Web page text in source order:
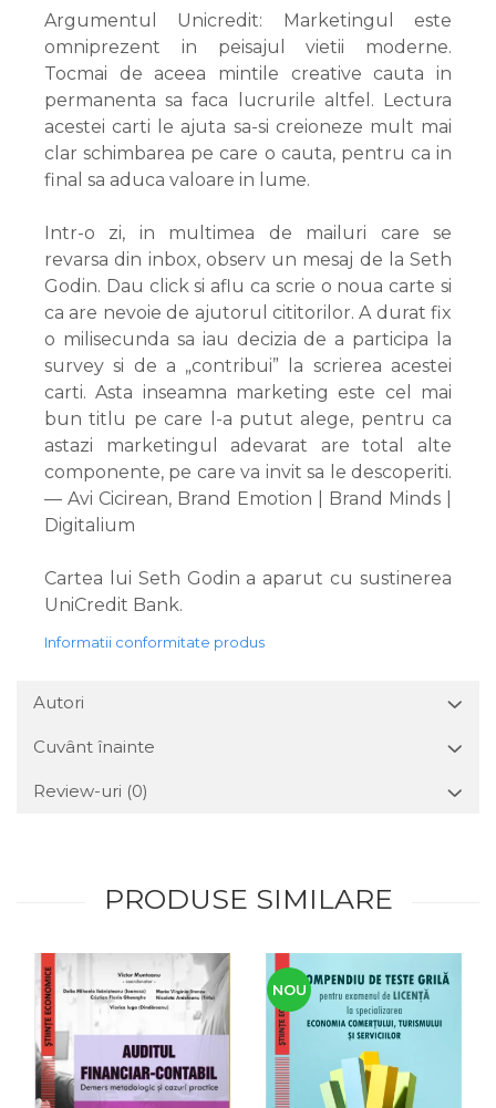
Argumentul Unicredit: Marketingul este
omniprezent in peisajul vietii moderne.
Tocmai de aceea mintile creative cauta in
permanenta sa faca lucrurile altfel. Lectura
acestei carti le ajuta sa-si creioneze mult mai
clar schimbarea pe care o cauta, pentru ca in
final sa aduca valoare in lume.
Intr-o zi, in multimea de mailuri care se
revarsa din inbox, observ un mesaj de la Seth
Godin. Dau click si aflu ca scrie o noua carte si
ca are nevoie de ajutorul cititorilor. A durat fix
o milisecunda sa iau decizia de a participa la
survey si de a „contribui” la scrierea acestei
carti. Asta inseamna marketing este cel mai
bun titlu pe care l-a putut alege, pentru ca
astazi marketingul adevarat are total alte
componente, pe care va invit sa le descoperiti.
— Avi Cicirean, Brand Emotion | Brand Minds |
Digitalium
Cartea lui Seth Godin a aparut cu sustinerea
UniCredit Bank.
Informatii conformitate produs
Autori
Cuvânt înainte
Review-uri (0)
PRODUSE SIMILARE
NOU